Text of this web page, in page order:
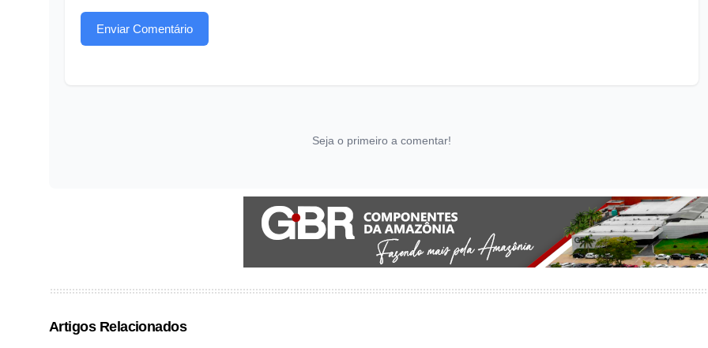
Enviar Comentário
Seja o primeiro a comentar!
Artigos Relacionados